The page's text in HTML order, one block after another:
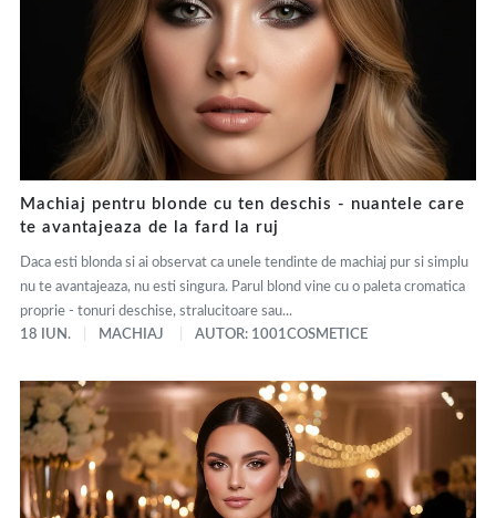
Machiaj pentru blonde cu ten deschis - nuantele care
te avantajeaza de la fard la ruj
Daca esti blonda si ai observat ca unele tendinte de machiaj pur si simplu
nu te avantajeaza, nu esti singura. Parul blond vine cu o paleta cromatica
proprie - tonuri deschise, stralucitoare sau...
18 IUN.
MACHIAJ AUTOR: 1001COSMETICE